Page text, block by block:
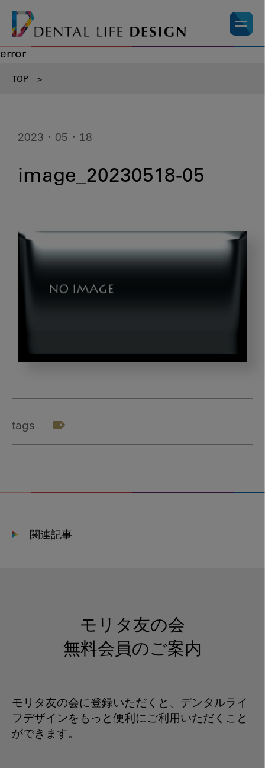
error
TOP >
2023・05・18
image_20230518-05
tags
関連記事
モリタ友の会
無料会員のご案内
モリタ友の会に登録いただくと、デンタルライ
フデザインをもっと便利にご利用いただくこと
ができます。